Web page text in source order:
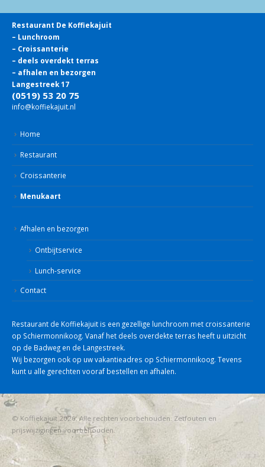
Restaurant De Koffiekajuit
– Lunchroom
– Croissanterie
– deels overdekt terras
– afhalen en bezorgen
Langestreek 17
(0519) 53 20 75
info@koffiekajuit.nl
Home
Restaurant
Croissanterie
Menukaart
Afhalen en bezorgen
Ontbijtservice
Lunch-service
Contact
Restaurant de Koffiekajuit is een gezellige lunchroom met croissanterie
op Schiermonnikoog. Vanaf het deels overdekte terras heeft u uitzicht
op de Badweg en de Langestreek.
Wij bezorgen ook op uw vakantieadres op Schiermonnikoog. Tevens
kunt u alle gerechten vooraf bestellen en afhalen.
© Koffiekajuit 2026. Alle rechten voorbehouden. Zetfouten en
prijswijzigingen voorbehouden.